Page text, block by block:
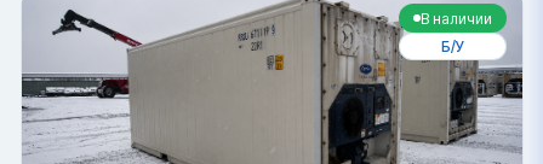
В наличии
Б/У